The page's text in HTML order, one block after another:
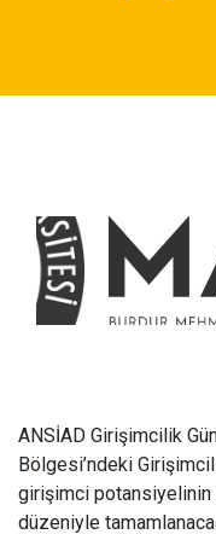
ANSİAD Girişimcilik
Bölgesi’ndeki
girişimci potansiyelinin
düzeniyle